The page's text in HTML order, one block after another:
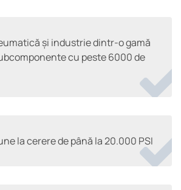
și industrie dintr-o gamă
cu peste 6000 de
la cerere de până la 20.000 PSI